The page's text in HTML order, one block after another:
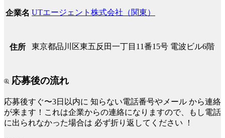
企業名 UTエージェント株式会社（関東）
住所 東京都品川区東五反田一丁目11番15号 電波ビル6階
応募後の流れ
応募後すぐ〜3日以内に 知らない電話番号やメール から連絡
が来ます！これは企業からの連絡になりますので、もし電話
に出られなかった場合は 必ず折り返してください ！